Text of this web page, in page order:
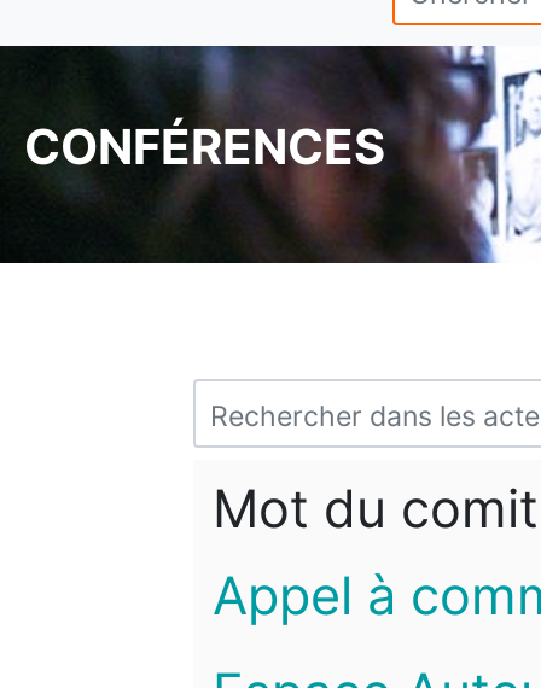
CONFÉRENCES
Mot du
Appel à